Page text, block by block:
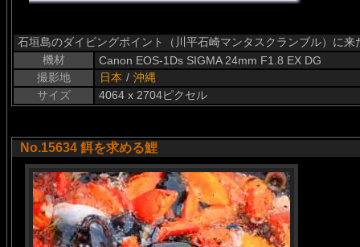
石垣島のダイビングポイント（川平石崎マンタスクランブル）に
機材
Canon EOS-1Ds SIGMA 24mm F1.8 EX DG
撮影地
日本 / 沖縄
サイズ
4064 x 2704ピクセル
No.15634 餌を求める鯉